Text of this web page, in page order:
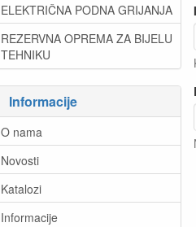
ELEKTRIČNA PODNA GRIJANJA
REZERVNA OPREMA ZA BIJELU
TEHNIKU
Informacije
O nama
Novosti
Katalozi
Informacije